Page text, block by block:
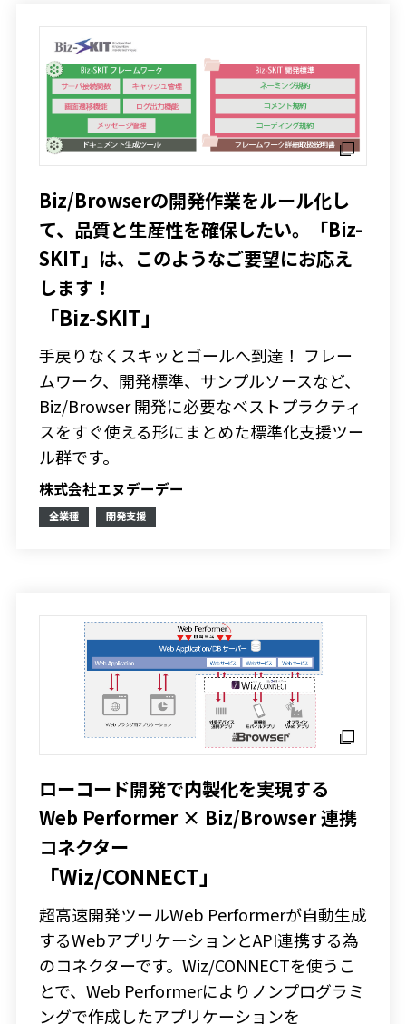
Biz/Browserの開発作業をルール化し
て、品質と生産性を確保したい。「Biz-
SKIT」は、このようなご要望にお応え
します！
「Biz-SKIT」
手戻りなくスキッとゴールへ到達！ フレー
ムワーク、開発標準、サンプルソースなど、
Biz/Browser 開発に必要なベストプラクティ
スをすぐ使える形にまとめた標準化支援ツー
ル群です。
株式会社エヌデーデー
全業種 開発支援
ローコード開発で内製化を実現する
Web Performer × Biz/Browser 連携
コネクター
「Wiz/CONNECT」
超高速開発ツールWeb Performerが自動生成
するWebアプリケーションとAPI連携する為
のコネクターです。Wiz/CONNECTを使うこ
とで、Web Performerによりノンプログラミ
ングで作成したアプリケーションを